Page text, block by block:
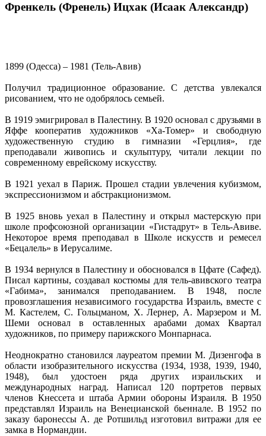
Френкель (Френель) Ицхак (Исаак Александр)
1899 (Одесса) – 1981 (Тель-Авив)
Получил традиционное образование. С детства увлекался
рисованием, что не одобрялось семьей.
В 1919 эмигрировал в Палестину. В 1920 основал с друзьями в
Яффе кооператив художников «Ха-Томер» и свободную
художественную студию в гимназии «Герцлия», где
преподавали живопись и скульптуру, читали лекции по
современному еврейскому искусству.
В 1921 уехал в Париж. Прошел стадии увлечения кубизмом,
экспрессионизмом и абстракционизмом.
В 1925 вновь уехал в Палестину и открыл мастерскую при
школе профсоюзной организации «Гистадрут» в Тель-Авиве.
Некоторое время преподавал в Школе искусств и ремесел
«Бецалель» в Иерусалиме.
В 1934 вернулся в Палестину и обосновался в Цфате (Сафед).
Писал картины, создавал костюмы для тель-авивского театра
«Габима», занимался преподаванием. В 1948, после
провозглашения независимого государства Израиль, вместе с
М. Кастелем, С. Гольцманом, Х. Лернер, А. Марзером и М.
Шеми основал в оставленных арабами домах Квартал
художников, по примеру парижского Монпарнаса.
Неоднократно становился лауреатом премии М. Дизенгофа в
области изобразительного искусства (1934, 1938, 1939, 1940,
1948), был удостоен ряда других израильских и
международных наград. Написал 120 портретов первых
членов Кнессета и штаба Армии обороны Израиля. В 1950
представлял Израиль на Венецианской бьеннале. В 1952 по
заказу баронессы А. де Ротшильд изготовил витражи для ее
замка в Нормандии.